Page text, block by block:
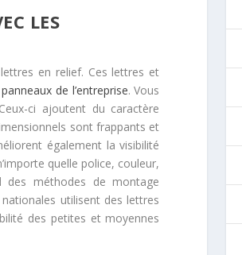
LES
en relief. Ces lettres et
panneaux de l’entreprise. Vous
ci ajoutent du caractère
sont frappants et
également la visibilité
quelle police, couleur,
des méthodes de montage
utilisent des lettres
des petites et moyennes